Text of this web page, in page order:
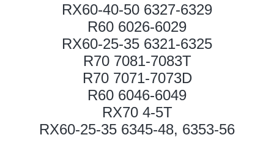
RX60-40-50 6327-6329
R60 6026-6029
RX60-25-35 6321-6325
R70 7081-7083T
R70 7071-7073D
R60 6046-6049
RX70 4-5T
RX60-25-35 6345-48, 6353-56